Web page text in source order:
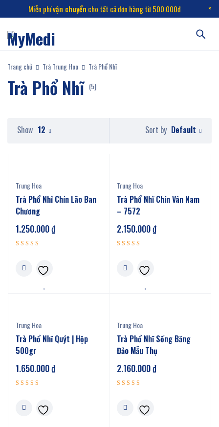
Miễn phívận chuyển cho tất cả đơn hàng từ 500.000đ
Trang chủ Trà Trung Hoa Trà Phổ Nhĩ
Trà Phổ Nhĩ (5)
Sort by Default
Show 12
Trung Hoa
Trà Phổ Nhĩ Chín Lão Ban
Chương
1.250.000₫
hạng
5.00
5 sao
Trung Hoa
Trà Phổ Nhĩ Chín Vân Nam
– 7572
2.150.000₫
hạng
5.00
5 sao
Trung Hoa
Trà Phổ Nhĩ Quýt | Hộp
500gr
1.650.000₫
hạng
5.00
5 sao
Trung Hoa
Trà Phổ Nhĩ Sống Băng
Đảo Mẫu Thụ
2.160.000₫
hạng
5.00
5 sao